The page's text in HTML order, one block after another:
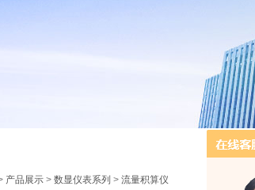
产品展示 > 数显仪表系列 > 流量积算仪